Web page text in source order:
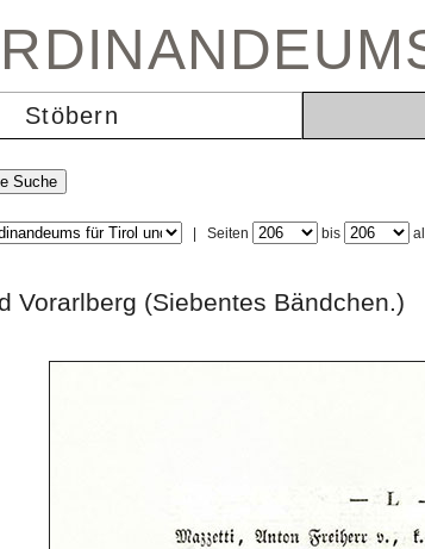
Stöbern
Seiten bis
Vorarlberg (Siebentes